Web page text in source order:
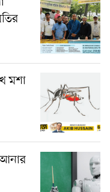
মশা
আনার